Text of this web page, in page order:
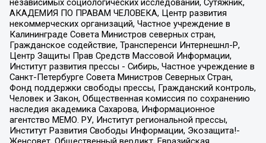
независимых социологических исследований, Сутяжник,
АКАДЕМИЯ ПО ПРАВАМ ЧЕЛОВЕКА, Центр развития
некоммерческих организаций, Частное учреждение в
Калининграде Совета Министров северных стран,
Гражданское содействие, Трансперенси Интернешнл-Р,
Центр Защиты Прав Средств Массовой Информации,
Институт развития прессы - Сибирь, Частное учреждение в
Санкт-Петербурге Совета Министров Северных Стран,
Фонд поддержки свободы прессы, Гражданский контроль,
Человек и Закон, Общественная комиссия по сохранению
наследия академика Сахарова, Информационное
агентство МЕМО. РУ, Институт региональной прессы,
Институт Развития Свободы Информации, Экозащита!-